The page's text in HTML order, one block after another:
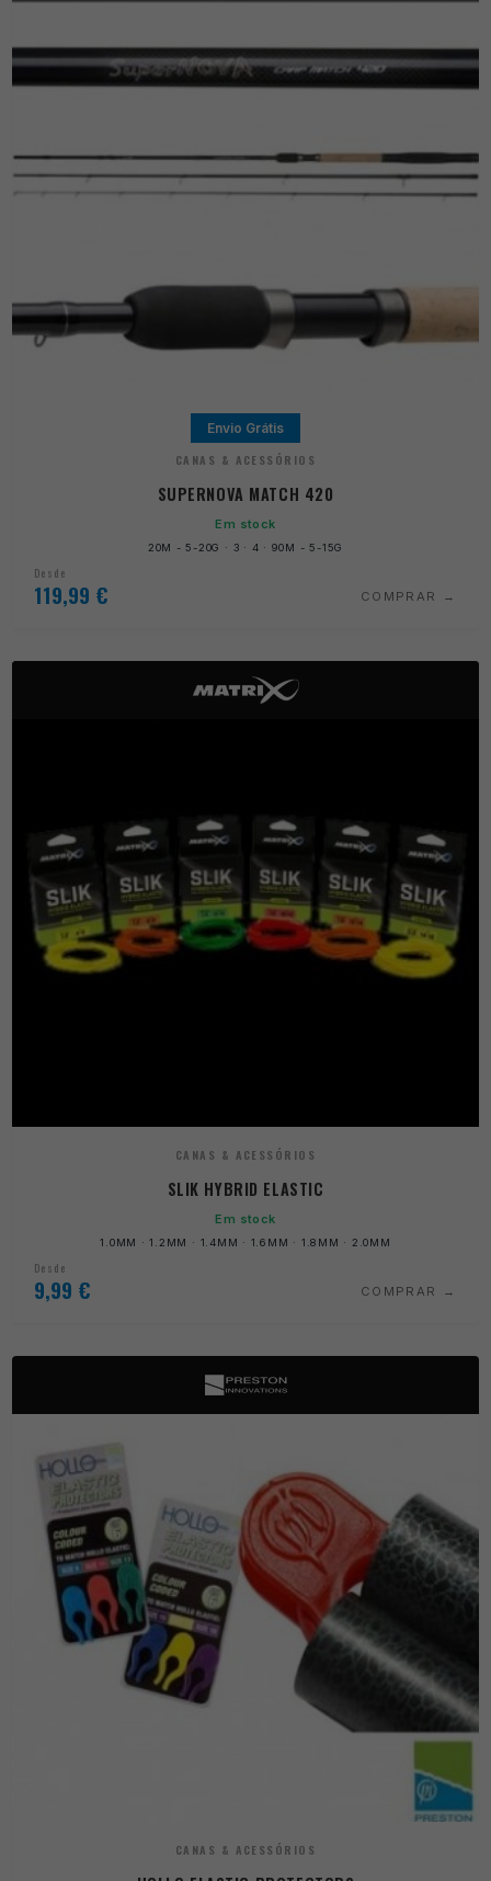
Envio Grátis
CANAS & ACESSÓRIOS
SUPERNOVA MATCH 420
Em stock
20M - 5-20G · 3 · 4 · 90M - 5-15G
Desde
119,99 € COMPRAR
CANAS & ACESSÓRIOS
SLIK HYBRID ELASTIC
Em stock
1.0MM · 1.2MM · 1.4MM · 1.6MM · 1.8MM · 2.0MM
Desde
9,99 € COMPRAR
CANAS & ACESSÓRIOS